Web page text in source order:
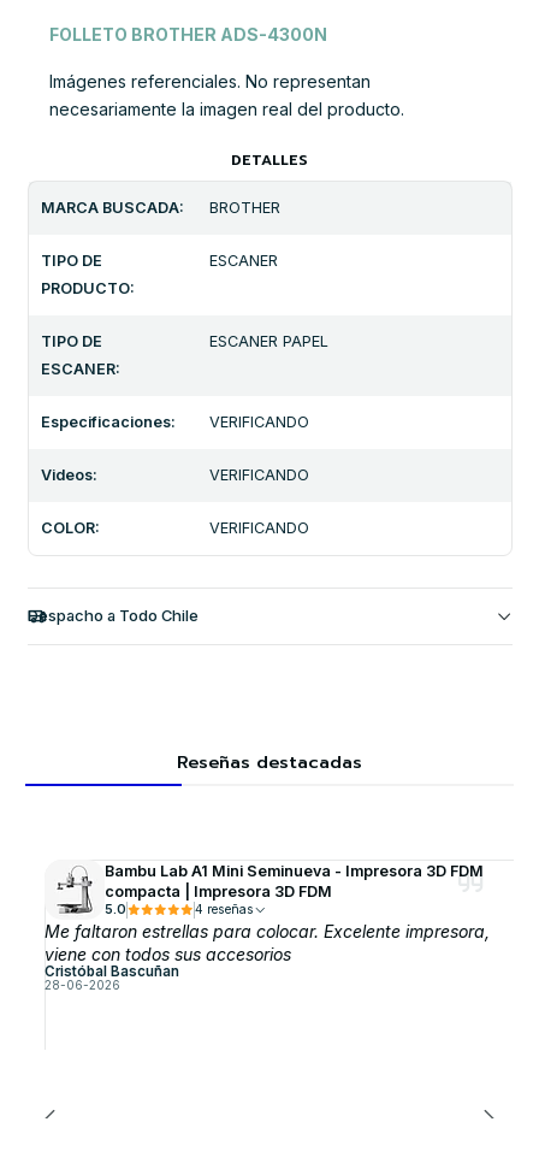
FOLLETO BROTHER ADS-4300N
Imágenes referenciales. No representan
necesariamente la imagen real del producto.
DETALLES
MARCA BUSCADA: BROTHER
TIPO DE
PRODUCTO:
ESCANER
TIPO DE
ESCANER:
ESCANER PAPEL
Especificaciones: VERIFICANDO
Videos: VERIFICANDO
COLOR: VERIFICANDO
Despacho a Todo Chile
Reseñas destacadas
Bambu Lab A1 Mini Seminueva - Impresora 3D FDM
compacta | Impresora 3D FDM
5.0 4 reseñas
Me faltaron estrellas para colocar. Excelente impresora,
viene con todos sus accesorios
Cristóbal Bascuñan
28-06-2026